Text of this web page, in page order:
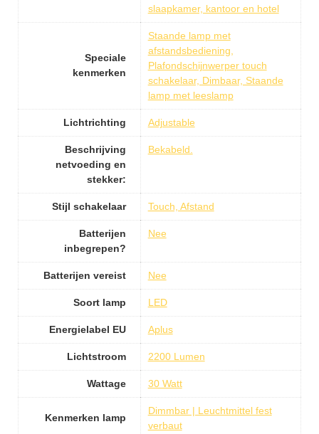
slaapkamer, kantoor en hotel
Speciale
kenmerken
Staande lamp met
afstandsbediening,
Plafondschijnwerper touch
schakelaar, Dimbaar, Staande
lamp met leeslamp
Lichtrichting Adjustable
Beschrijving
netvoeding en
stekker:
Bekabeld.
Stijl schakelaar Touch, Afstand
Batterijen
inbegrepen?
Nee
Batterijen vereist Nee
Soort lamp LED
Energielabel EU Aplus
Lichtstroom 2200 Lumen
Wattage 30 Watt
Kenmerken lamp
Dimmbar | Leuchtmittel fest
verbaut